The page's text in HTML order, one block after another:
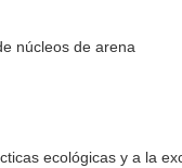
núcleos de arena
ecológicas y a la